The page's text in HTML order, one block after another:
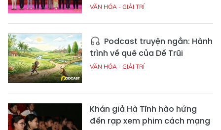
VĂN HÓA - GIẢI TRÍ
Podcast truyện ngắn: Hành
trình về quê của Dế Trũi
VĂN HÓA - GIẢI TRÍ
Khán giả Hà Tĩnh hào hứng
đến rạp xem phim cách mạng